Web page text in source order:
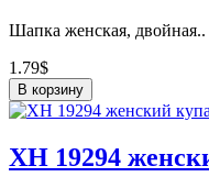
Шапка женская, двойная..
1.79$
В корзину
ХН 19294